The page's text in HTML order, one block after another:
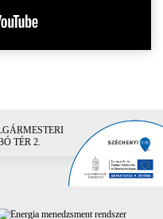
TÉR 2.